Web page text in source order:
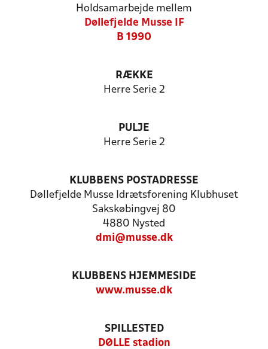
Holdsamarbejde mellem
Døllefjelde Musse IF
B 1990
RÆKKE
Herre Serie 2
PULJE
Herre Serie 2
KLUBBENS POSTADRESSE
Døllefjelde Musse Idrætsforening Klubhuset
Sakskøbingvej 80
4880 Nysted
dmi@musse.dk
KLUBBENS HJEMMESIDE
www.musse.dk
SPILLESTED
DØLLE stadion